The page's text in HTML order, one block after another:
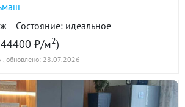
Состояние: идеальное
₽/м2)
, обновлено: 28.07.2026